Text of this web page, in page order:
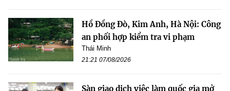
Hồ Đồng Đò, Kim Anh, Hà Nội: Công
an phối hợp kiểm tra vi phạm
Thái Minh
21:21 07/08/2026
Sàn giao dịch việc làm quốc gia mở